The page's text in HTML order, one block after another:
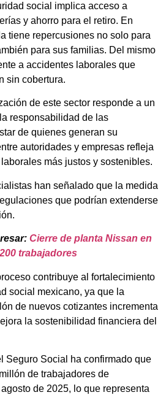
social implica acceso a
y ahorro para el retiro. En
tiene repercusiones no solo para
para sus familias. Del mismo
a accidentes laborales que
sin cobertura.
de este sector responde a un
responsabilidad de las
de quienes generan su
autoridades y empresas refleja
más justos y sostenibles.
han señalado que la medida
que podrían extenderse
Cierre de planta Nissan en
trabajadores
contribuye al fortalecimiento
social mexicano, ya que la
de nuevos cotizantes incrementa
la sostenibilidad financiera del
Seguro Social ha confirmado que
de trabajadores de
de 2025, lo que representa